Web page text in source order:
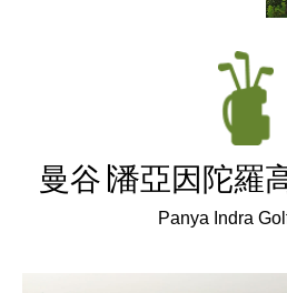
曼谷∣ 潘亞因陀羅
Panya Indra